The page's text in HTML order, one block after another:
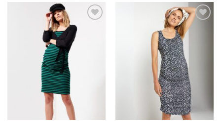
are
mai
multe
variații.
Opțiunile
pot
fi
alese
în
pagina
produsului.
are
mai
multe
variații.
Opțiunile
pot
fi
alese
în
pagina
produsului.
Adauga